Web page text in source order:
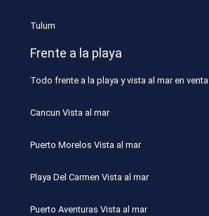
Tulum
Frente a la playa
Todo frente a la playa y vista al mar en venta
Cancun Vista al mar
Puerto Morelos Vista al mar
Playa Del Carmen Vista al mar
Puerto Aventuras Vista al mar